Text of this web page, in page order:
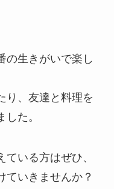
の生きがいで楽し
り、友達と料理を
た。
いる方はぜひ、
ていきませんか？